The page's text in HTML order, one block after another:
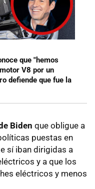
que "hemos
V8 por un
defiende que fue la
Biden que obligue a
puestas en
sí iban dirigidas a
y a que los
eléctricos y menos